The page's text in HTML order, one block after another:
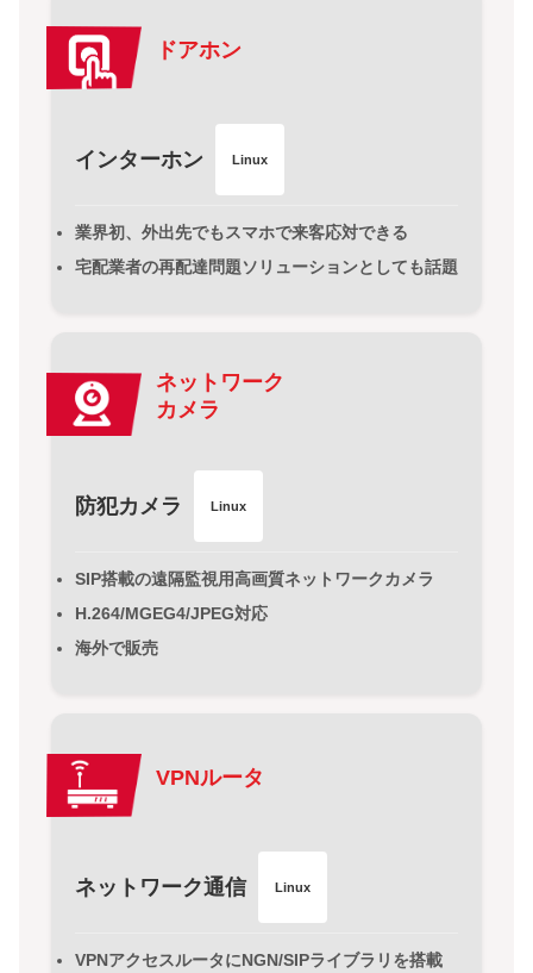
ドアホン
インターホン Linux
業界初、外出先でもスマホで来客応対できる
宅配業者の再配達問題ソリューションとしても話題
ネットワーク
カメラ
防犯カメラ Linux
SIP搭載の遠隔監視用高画質ネットワークカメラ
H.264/MGEG4/JPEG対応
海外で販売
VPNルータ
ネットワーク通信 Linux
VPNアクセスルータにNGN/SIPライブラリを搭載